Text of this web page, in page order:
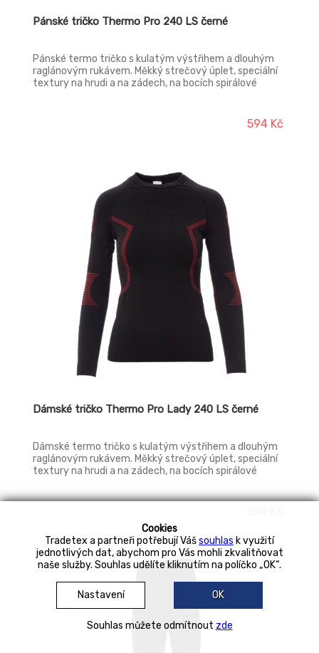
Cookies
Tradetex a partneři potřebují Vášsouhlas k využití
jednotlivých dat, abychom pro Vás mohli zkvalitňovat
naše služby. Souhlas udělíte kliknutím na políčko „OK“.
Nastavení OK
Souhlas můžete odmítnout zde
Pánské tričko Thermo Pro 240 LS černé
Pánské termo tričko s kulatým výstřihem a dlouhým
raglánovým rukávem. Měkký strečový úplet, speciální
textury na hrudi a na zádech, na bocích spirálové
rukávů zebrované ze stejného materiálu, pro větší
pohodlí. Ergonomická tubulární struktura a speciální
594 Kč
Dámské tričko Thermo Pro Lady 240 LS černé
Dámské termo tričko s kulatým výstřihem a dlouhým
raglánovým rukávem. Měkký strečový úplet, speciální
textury na hrudi a na zádech, na bocích spirálové
stálé termoregulace. Límeček, spodní část a lemy
zdrsnění na loktech zajišťuje dokonalé přizpůsobení se
fyziognomii těla.